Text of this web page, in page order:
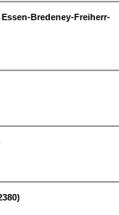
Bredeney-Freiherr-